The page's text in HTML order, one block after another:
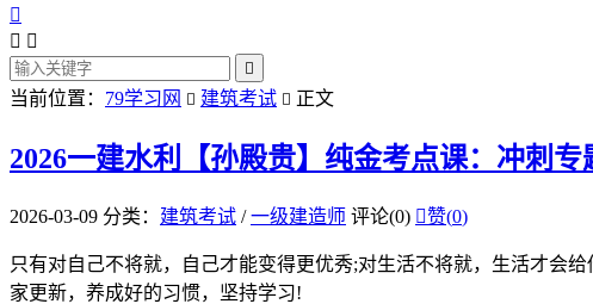

 

当前位置： 79学习网  建筑考试  正文
2026一建水利【孙殿贵】纯金考点课：冲刺
2026-03-09 分类： 建筑考试 /一级建造师 评论(0) 赞(0)
只有对自己不将就，自己才能变得更优秀;对生活不将就，生活才会给
家更新，养成好的习惯，坚持学习!